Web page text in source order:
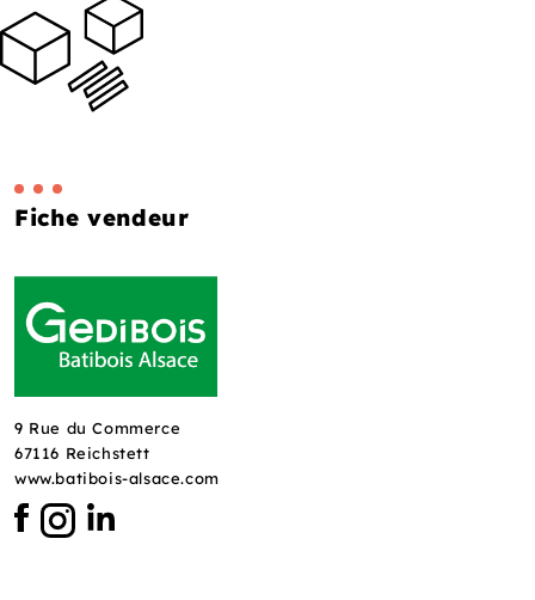
Fiche vendeur
9 Rue du Commerce
67116 Reichstett
www.batibois-alsace.com